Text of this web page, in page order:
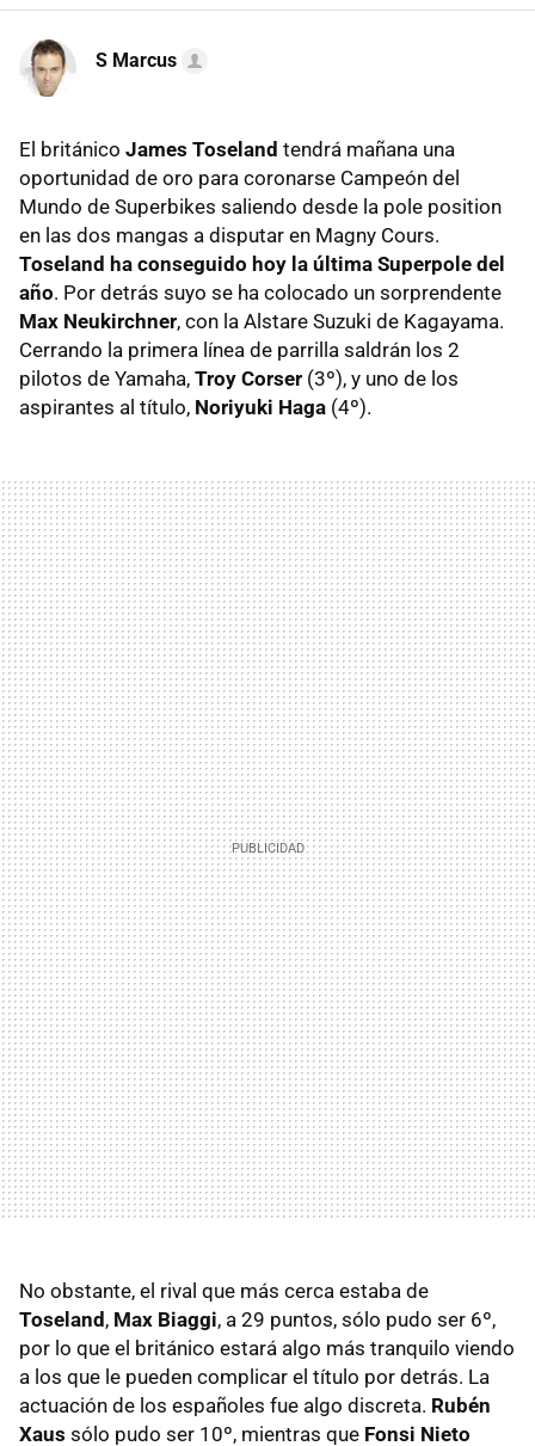
S Marcus
El británico James Toseland tendrá mañana una
oportunidad de oro para coronarse Campeón del
Mundo de Superbikes saliendo desde la pole position
en las dos mangas a disputar en Magny Cours.
Toseland ha conseguido hoy la última Superpole del
año. Por detrás suyo se ha colocado un sorprendente
Max Neukirchner, con la Alstare Suzuki de Kagayama.
Cerrando la primera línea de parrilla saldrán los 2
pilotos de Yamaha, Troy Corser (3º), y uno de los
aspirantes al título, Noriyuki Haga (4º).
No obstante, el rival que más cerca estaba de
Toseland , Max Biaggi, a 29 puntos, sólo pudo ser 6º,
por lo que el británico estará algo más tranquilo viendo
a los que le pueden complicar el título por detrás. La
actuación de los españoles fue algo discreta. Rubén
Xaus sólo pudo ser 10º, mientras que Fonsi Nieto